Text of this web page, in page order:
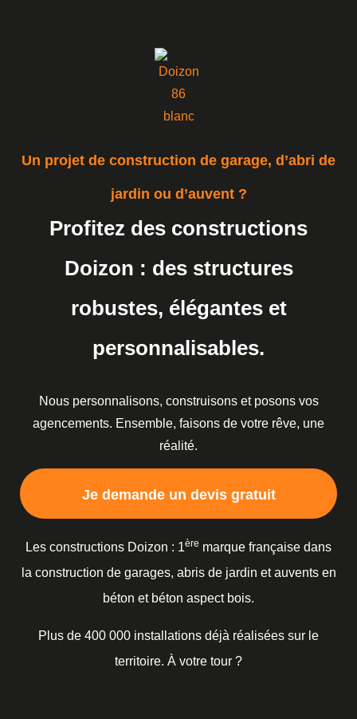
Un projet de construction de garage, d’abri de
jardin ou d’auvent ?
Profitez des constructions
Doizon : des structures
robustes, élégantes et
personnalisables.
Nous personnalisons, construisons et posons vos
agencements. Ensemble, faisons de votre rêve, une
réalité.
Je demande un devis gratuit
Les constructions Doizon : 1ère marque française dans
la construction de garages, abris de jardin et auvents en
béton et béton aspect bois.
Plus de 400 000 installations déjà réalisées sur le
territoire. À votre tour ?